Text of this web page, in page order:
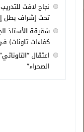
نجاح لافت
تحت إشراف بطل
شقيقة الأستاذ
كفاءات تاونات)
اعتقال
الصحراء”